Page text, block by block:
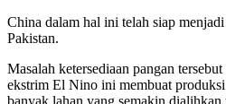
China dalam hal ini telah siap
Pakistan.
Masalah ketersediaan pangan
ekstrim El Nino ini membuat
banyak lahan yang semakin